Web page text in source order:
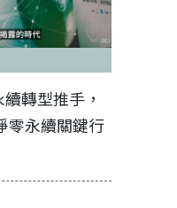
轉型推手，
零永續關鍵行